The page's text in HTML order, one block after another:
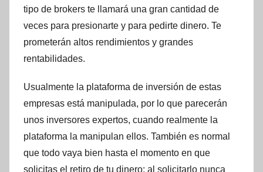
tipo de brokers te llamará una gran cantidad de
veces para presionarte y para pedirte dinero. Te
prometerán altos rendimientos y grandes
rentabilidades.
Usualmente la plataforma de inversión de estas
empresas está manipulada, por lo que parecerán
unos inversores expertos, cuando realmente la
plataforma la manipulan ellos. También es normal
que todo vaya bien hasta el momento en que
solicitas el retiro de tu dinero: al solicitarlo nunca